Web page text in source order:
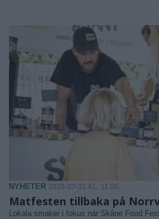
NYHETER 2026-07-31 KL. 11:00
Matfesten tillbaka på
Lokala smaker i fokus när Skåne Food